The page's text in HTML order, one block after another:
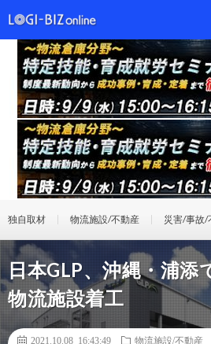
独自取材 物流施設/不動産 災害/事故/
日本GLP、沖縄・浦添
物流施設着工
2021.10.08 16:43:49
物流施設/不動産